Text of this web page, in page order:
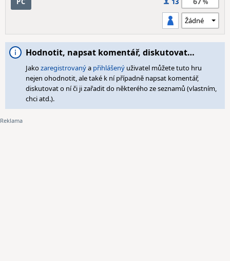
Hodnotit, napsat komentář, diskutovat…
Jakozaregistrovanýa přihlášený uživatel můžete tuto hru
nejen ohodnotit, ale také k ní případně napsat komentář,
diskutovat o ní či ji zařadit do některého ze seznamů (vlastním,
chci atd.).